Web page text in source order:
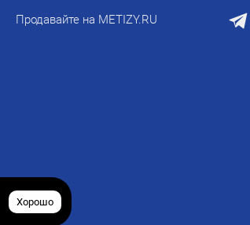
Хорошо
Продавайте на METIZY.RU